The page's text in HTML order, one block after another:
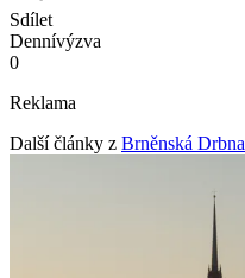
Sdílet
Dennívýzva
0
Reklama
Další články z Brněnská Drbna